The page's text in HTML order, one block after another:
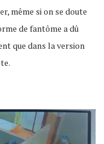
même si on se doute
de fantôme a dû
que dans la version